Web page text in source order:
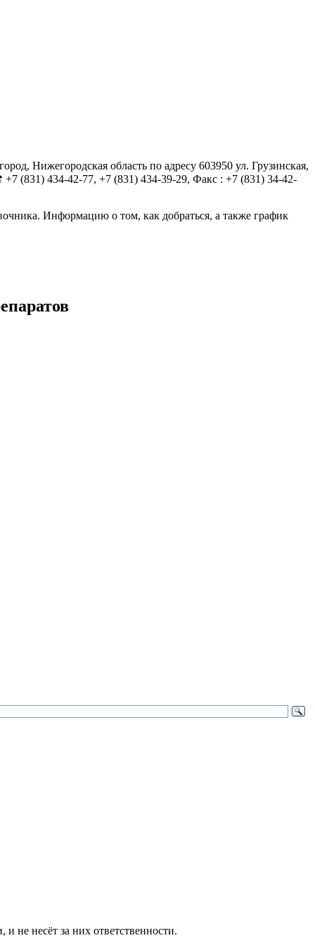
Нижегородская область по адресу 603950 ул. Грузинская,
(831) 434-42-77, +7 (831) 434-39-29, Факс : +7 (831) 34-42-
Информацию о том, как добраться, а также график
не несёт за них ответственности.